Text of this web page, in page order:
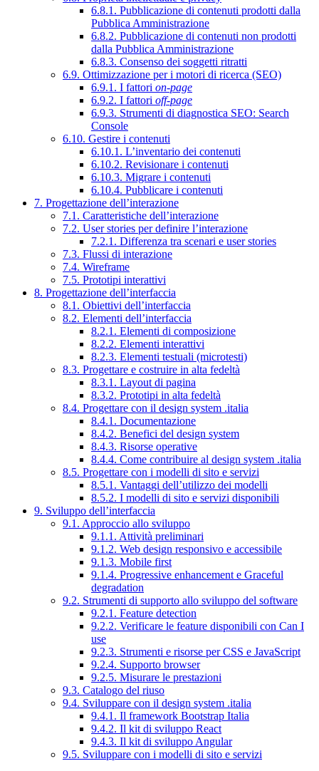
6.8.1. Pubblicazione di contenuti prodotti dalla
Pubblica Amministrazione
6.8.2. Pubblicazione di contenuti non prodotti
dalla Pubblica Amministrazione
6.8.3. Consenso dei soggetti ritratti
6.9. Ottimizzazione per i motori di ricerca (SEO)
6.9.1. I fattori on-page
6.9.2. I fattori off-page
6.9.3. Strumenti di diagnostica SEO: Search
Console
6.10. Gestire i contenuti
6.10.1. L’inventario dei contenuti
6.10.2. Revisionare i contenuti
6.10.3. Migrare i contenuti
6.10.4. Pubblicare i contenuti
7. Progettazione dell’interazione
7.1. Caratteristiche dell’interazione
7.2. User stories per definire l’interazione
7.2.1. Differenza tra scenari e user stories
7.3. Flussi di interazione
7.4. Wireframe
7.5. Prototipi interattivi
8. Progettazione dell’interfaccia
8.1. Obiettivi dell’interfaccia
8.2. Elementi dell’interfaccia
8.2.1. Elementi di composizione
8.2.2. Elementi interattivi
8.2.3. Elementi testuali (microtesti)
8.3. Progettare e costruire in alta fedeltà
8.3.1. Layout di pagina
8.3.2. Prototipi in alta fedeltà
8.4. Progettare con il design system .italia
8.4.1. Documentazione
8.4.2. Benefici del design system
8.4.3. Risorse operative
8.4.4. Come contribuire al design system .italia
8.5. Progettare con i modelli di sito e servizi
8.5.1. Vantaggi dell’utilizzo dei modelli
8.5.2. I modelli di sito e servizi disponibili
9. Sviluppo dell’interfaccia
9.1. Approccio allo sviluppo
9.1.1. Attività preliminari
9.1.2. Web design responsivo e accessibile
9.1.3. Mobile first
9.1.4. Progressive enhancement e Graceful
degradation
9.2. Strumenti di supporto allo sviluppo del software
9.2.1. Feature detection
9.2.2. Verificare le feature disponibili con Can I
use
9.2.3. Strumenti e risorse per CSS e JavaScript
9.2.4. Supporto browser
9.2.5. Misurare le prestazioni
9.3. Catalogo del riuso
9.4. Sviluppare con il design system .italia
9.4.1. Il framework Bootstrap Italia
9.4.2. Il kit di sviluppo React
9.4.3. Il kit di sviluppo Angular
9.5. Sviluppare con i modelli di sito e servizi